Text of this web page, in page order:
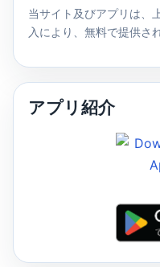
当サイト及びアプリは、
入により、無料で提供さ
アプリ紹介